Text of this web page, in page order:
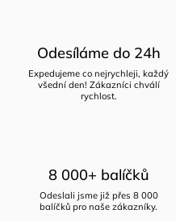
Odesíláme do 24h
Expedujeme co nejrychleji, každý
všední den! Zákazníci chválí
rychlost.
8 000+ balíčků
Odeslali jsme již přes 8 000
balíčků pro naše zákazníky.